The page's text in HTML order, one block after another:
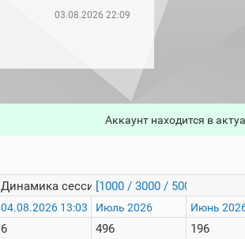
03.08.2026 22:09
Аккаунт находится в
Динамика сессий
04.08.2026 13:03
6
[1000 / 3000 / 5000]
Июль 2026
496
Июнь
196